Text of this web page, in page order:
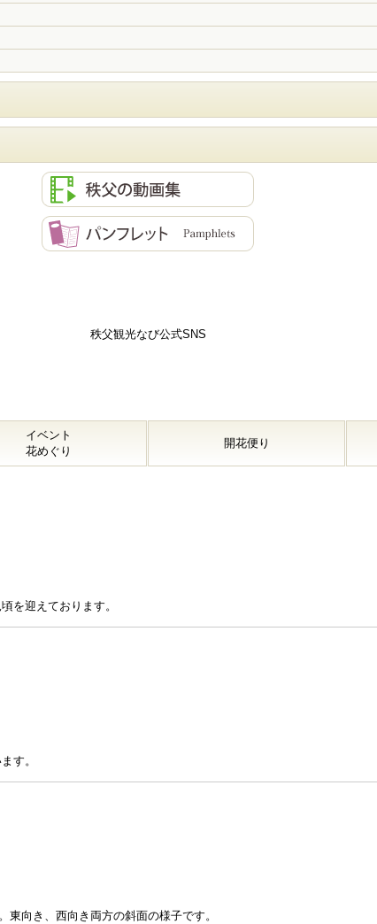
秩父観光なび公式SNS
イベント
花めぐり
開花便り
を迎えております。
す。
向き、西向き両方の斜面の様子です。